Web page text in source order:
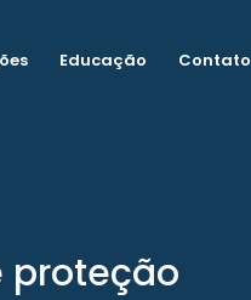
Educação Contato
proteção